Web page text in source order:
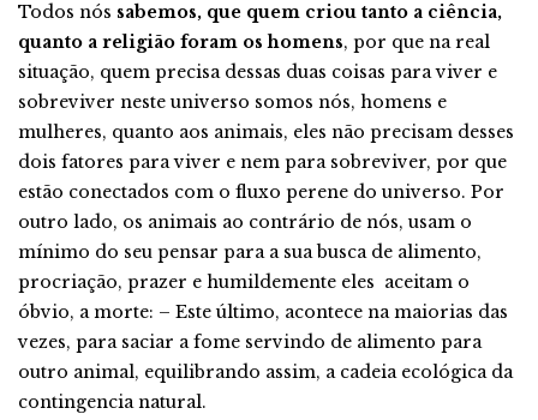
Todos nós sabemos, que quem criou tanto a ciência,
quanto a religião foram os homens, por que na real
situação, quem precisa dessas duas coisas para viver e
sobreviver neste universo somos nós, homens e
mulheres, quanto aos animais, eles não precisam desses
dois fatores para viver e nem para sobreviver, por que
estão conectados com o fluxo perene do universo. Por
outro lado, os animais ao contrário de nós, usam o
mínimo do seu pensar para a sua busca de alimento,
procriação, prazer e humildemente eles aceitam o
óbvio, a morte: – Este último, acontece na maiorias das
vezes, para saciar a fome servindo de alimento para
outro animal, equilibrando assim, a cadeia ecológica da
contingencia natural.